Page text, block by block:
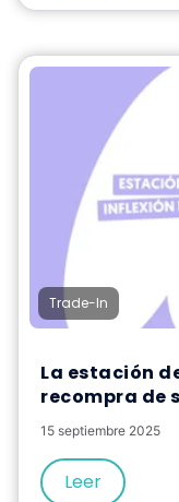
Trade-In
La estación
recompra de
15 septiembre 2025
Leer